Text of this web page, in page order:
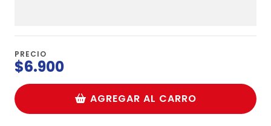
PRECIO
$6.900
AGREGAR AL CARRO